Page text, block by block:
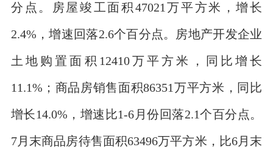
分点。房屋竣工面积47021万平方米，增长
2.4%，增速回落2.6个百分点。房地产开发企业
土地购置面积12410万平方米，同比增长
11.1%；商品房销售面积86351万平方米，同比
增长14.0%，增速比1-6月份回落2.1个百分点。
7月末商品房待售面积63496万平方米，比6月末